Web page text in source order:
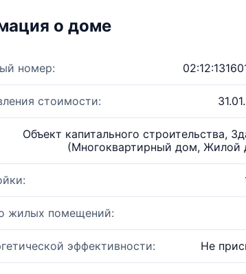
о доме
номер:
стоимости:
Объект капитального строительства,
(Многоквартирный дом, Жилой
жилых помещений:
эффективности: Не